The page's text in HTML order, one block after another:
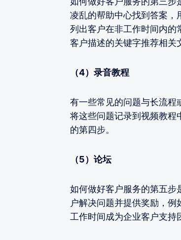
凌乱的帮助中心找到答案，
列出客户在非工作时间内的
客户描述的关键字推荐相关
（4）录音教程
有一些常见的问题与长流程
将这些问题记录到视频教程
的第四步。
（5）论坛
如何做好客户服务的第五步
户解决问题并提供奖励，
工作时间成为企业客户支持